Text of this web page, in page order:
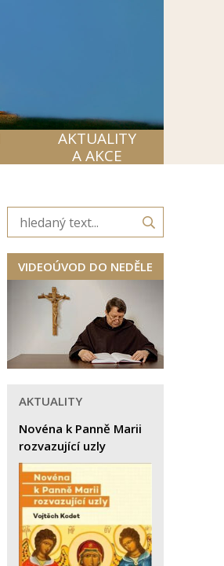
AKTUALITY
A AKCE
VIDEOÚVOD DO NEDĚLE
AKTUALITY
Novéna k Panně Marii
rozvazující uzly